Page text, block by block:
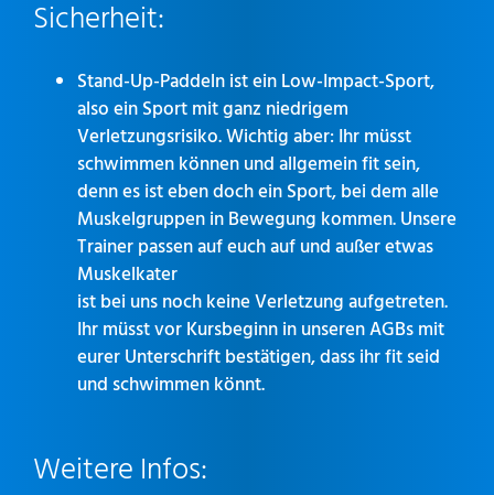
Sicherheit:
Stand-Up-Paddeln ist ein Low-Impact-Sport,
also ein Sport mit ganz niedrigem
Verletzungsrisiko. Wichtig aber: Ihr müsst
schwimmen können und allgemein fit sein,
denn es ist eben doch ein Sport, bei dem alle
Muskelgruppen in Bewegung kommen. Unsere
Trainer passen auf euch auf und außer etwas
Muskelkater
ist bei uns noch keine Verletzung aufgetreten.
Ihr müsst vor Kursbeginn in unseren AGBs mit
eurer Unterschrift bestätigen, dass ihr fit seid
und schwimmen könnt.
Weitere Infos: